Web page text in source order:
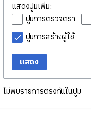
แสดงปูมเพิ่ม:
ปูมการตรวจตรา
ปูมการสร้างผู้ใช้
แสดง
ไม่พบรายการตรงกันในปูม